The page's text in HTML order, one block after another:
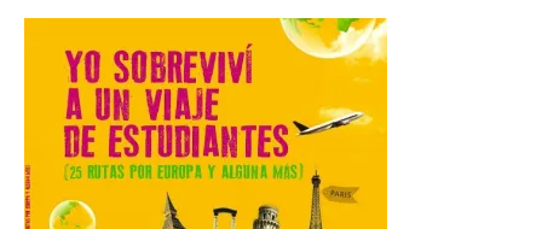
retoma las excavaciones
en La Peña del Castro para
profundizar en la vida
cotidiana de la Edad del
Hierro
6 Ago 2026